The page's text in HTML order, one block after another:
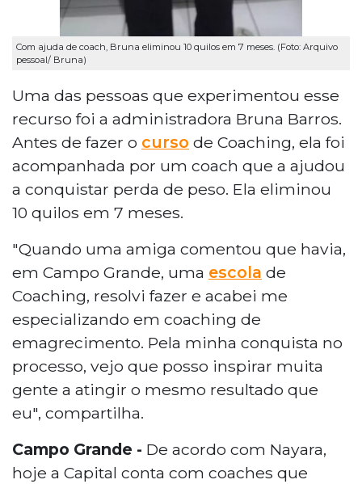
Com ajuda de coach, Bruna eliminou 10 quilos em 7 meses. (Foto: Arquivo
pessoal/ Bruna)
Uma das pessoas que experimentou esse
recurso foi a administradora Bruna Barros.
Antes de fazer o curso de Coaching, ela foi
acompanhada por um coach que a ajudou
a conquistar perda de peso. Ela eliminou
10 quilos em 7 meses.
"Quando uma amiga comentou que havia,
em Campo Grande, uma escola de
Coaching, resolvi fazer e acabei me
especializando em coaching de
emagrecimento. Pela minha conquista no
processo, vejo que posso inspirar muita
gente a atingir o mesmo resultado que
eu", compartilha.
Campo Grande - De acordo com Nayara,
hoje a Capital conta com coaches que